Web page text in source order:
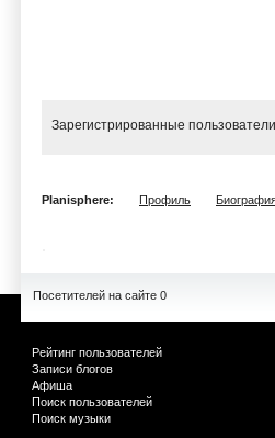
Зарегистрированные
Planisphere: Профиль
Посетителей на сайте 0
Рейтинг пользователей
Записи блогов
Афиша
Поиск пользователей
Поиск музыки